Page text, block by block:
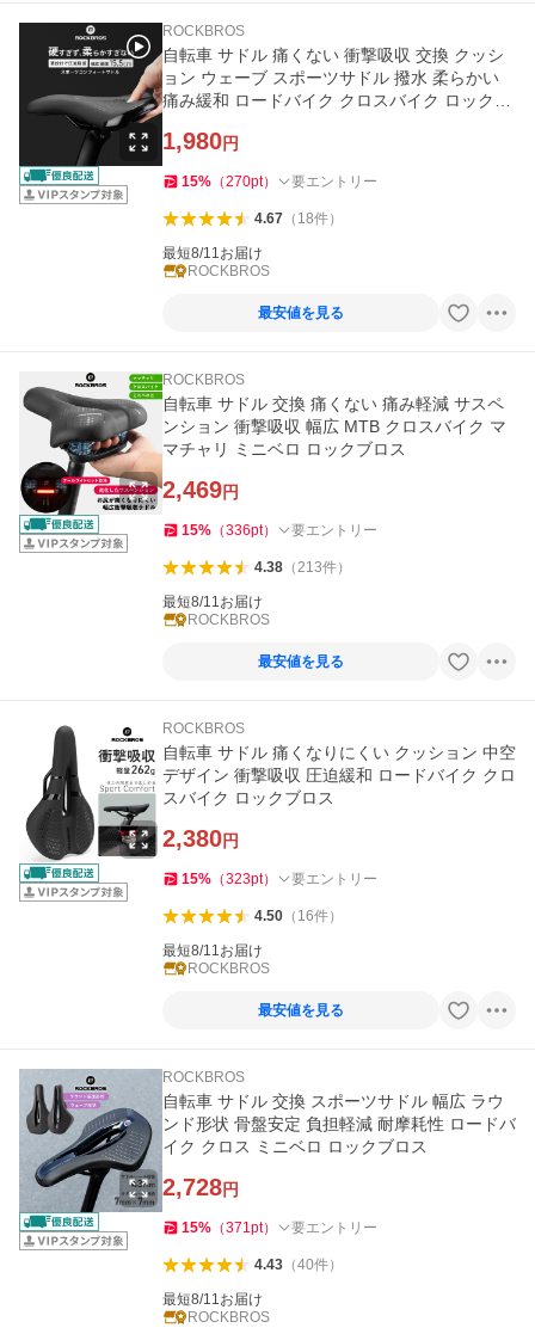
ROCKBROS
自転車 サドル 痛くない 衝撃吸収 交換 クッシ
ョン ウェーブ スポーツサドル 撥水 柔らかい
痛み緩和 ロードバイク クロスバイク ロックブ
1,980円
15% （270pt） 要エントリー
4.67（ 18件）
最短8/11お届け
ROCKBROS
最安値を見る
ROCKBROS
自転車 サドル 交換 痛くない 痛み軽減 サスペ
ンション 衝撃吸収 幅広 MTB クロスバイク マ
マチャリ ミニベロ ロックブロス
2,469円
15% （336pt） 要エントリー
4.38（213件）
最短8/11お届け
ROCKBROS
最安値を見る
ROCKBROS
自転車 サドル 痛くなりにくい クッション 中空
デザイン 衝撃吸収 圧迫緩和 ロードバイク クロ
スバイク ロックブロス
2,380円
15% （323pt） 要エントリー
4.50（ 16件）
最短8/11お届け
ROCKBROS
最安値を見る
ROCKBROS
自転車 サドル 交換 スポーツサドル 幅広 ラウ
ンド形状 骨盤安定 負担軽減 耐摩耗性 ロードバ
イク クロス ミニベロ ロックブロス
2,728円
15% （371pt） 要エントリー
4.43（40件）
最短8/11お届け
ROCKBROS